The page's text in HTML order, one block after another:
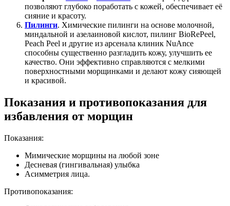
позволяют глубоко поработать с кожей, обеспечивает её
сияние и красоту.
Пилинги. Химические пилинги на основе молочной,
миндальной и азелаиновой кислот, пилинг BioRePeel,
Peach Peel и другие из арсенала клиник NuAnce
способны существенно разгладить кожу, улучшить ее
качество. Они эффективно справляются с мелкими
поверхностными морщинками и делают кожу сияющей
и красивой.
Показания и противопоказания для
избавления от морщин
Показания:
Мимические морщины на любой зоне
Десневая (гингивальная) улыбка
Асимметрия лица.
Противопоказания: